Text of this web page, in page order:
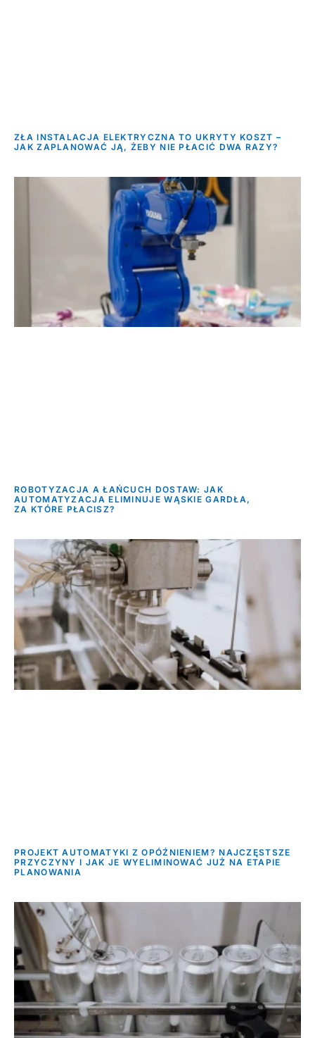
ZŁA INSTALACJA ELEKTRYCZNA TO UKRYTY KOSZT –
JAK ZAPLANOWAĆ JĄ, ŻEBY NIE PŁACIĆ DWA RAZY?
ROBOTYZACJA A ŁAŃCUCH DOSTAW: JAK
AUTOMATYZACJA ELIMINUJE WĄSKIE GARDŁA,
ZA KTÓRE PŁACISZ?
PROJEKT AUTOMATYKI Z OPÓŹNIENIEM? NAJCZĘSTSZE
PRZYCZYNY I JAK JE WYELIMINOWAĆ JUŻ NA ETAPIE
PLANOWANIA